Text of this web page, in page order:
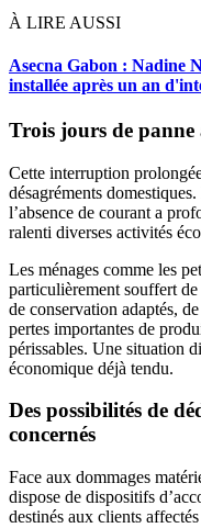
À LIRE AUSSI
Asecna Gabon : Nadine
installée après un an
Trois jours de panne
Cette interruption
désagréments
l’absence de courant a
ralenti diverses activités
Les ménages comme les
particulièrement souffert
de conservation adaptés,
pertes importantes de
périssables. Une situation
économique déjà tendu.
Des possibilités de
concernés
Face aux dommages
dispose de dispositifs
destinés aux clients